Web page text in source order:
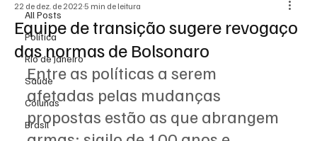
All Posts
Política
Rio de Janeiro
Saúde
Colunas
Brasil
Equipe de transição sugere revogaço
das normas de Bolsonaro
22 de dez. de 2022 5 min de leitura
Entre as políticas a serem
afetadas pelas mudanças
propostas estão as que abrangem